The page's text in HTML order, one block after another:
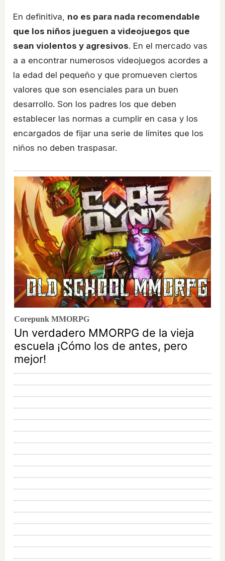
En definitiva, no es para nada recomendable
que los niños jueguen a videojuegos que
sean violentos y agresivos. En el mercado vas
a a encontrar numerosos videojuegos acordes a
la edad del pequeño y que promueven ciertos
valores que son esenciales para un buen
desarrollo. Son los padres los que deben
establecer las normas a cumplir en casa y los
encargados de fijar una serie de límites que los
niños no deben traspasar.
Corepunk MMORPG
Un verdadero MMORPG de la vieja
escuela ¡Cómo los de antes, pero
mejor!